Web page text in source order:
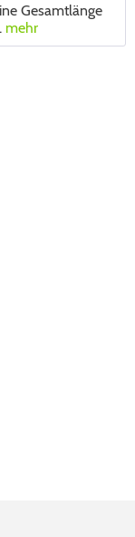
Gesamtlänge
mehr